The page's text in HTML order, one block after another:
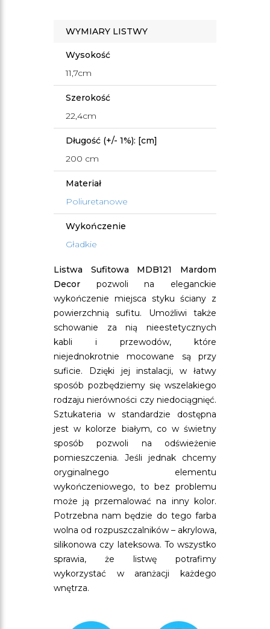
WYMIARY LISTWY
Wysokość
11,7cm
Szerokość
22,4cm
Długość (+/- 1%): [cm]
200 cm
Materiał
Poliuretanowe
Wykończenie
Gładkie
Listwa Sufitowa MDB121 Mardom
Decor pozwoli na eleganckie
wykończenie miejsca styku ściany z
powierzchnią sufitu. Umożliwi także
schowanie za nią nieestetycznych
kabli i przewodów, które
niejednokrotnie mocowane są przy
suficie. Dzięki jej instalacji, w łatwy
sposób pozbędziemy się wszelakiego
rodzaju nierówności czy niedociągnięć.
Sztukateria w standardzie dostępna
jest w kolorze białym, co w świetny
sposób pozwoli na odświeżenie
pomieszczenia. Jeśli jednak chcemy
oryginalnego elementu
wykończeniowego, to bez problemu
może ją przemalować na inny kolor.
Potrzebna nam będzie do tego farba
wolna od rozpuszczalników – akrylowa,
silikonowa czy lateksowa. To wszystko
sprawia, że listwę potrafimy
wykorzystać w aranżacji każdego
wnętrza.